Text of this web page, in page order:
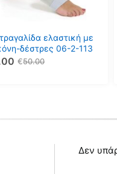
ελαστική με
δέστρες 06-2-113
50.00
€
Δεν